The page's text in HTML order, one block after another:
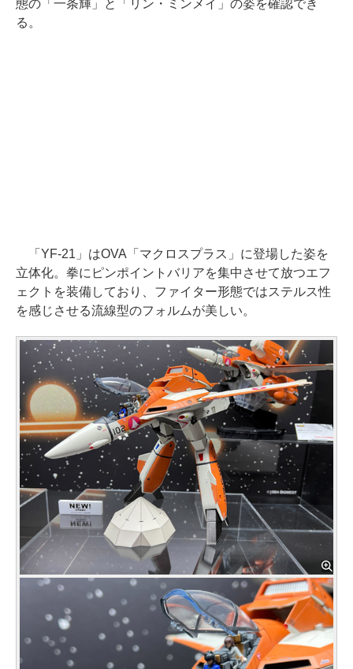
態の「一条輝」と「リン・ミンメイ」の姿を確認でき
る。
「YF-21」はOVA「マクロスプラス」に登場した姿を
立体化。拳にピンポイントバリアを集中させて放つエフ
ェクトを装備しており、ファイター形態ではステルス性
を感じさせる流線型のフォルムが美しい。